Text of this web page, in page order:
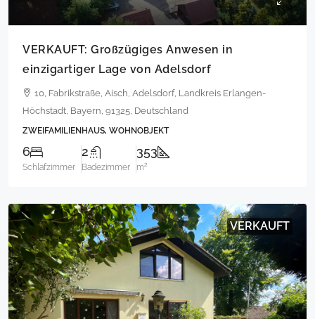
VERKAUFT: Großzügiges Anwesen in
einzigartiger Lage von Adelsdorf
10, Fabrikstraße, Aisch, Adelsdorf, Landkreis Erlangen-
Höchstadt, Bayern, 91325, Deutschland
ZWEIFAMILIENHAUS, WOHNOBJEKT
6
Schlafzimmer
2
Badezimmer
353
m²
VERKAUFT